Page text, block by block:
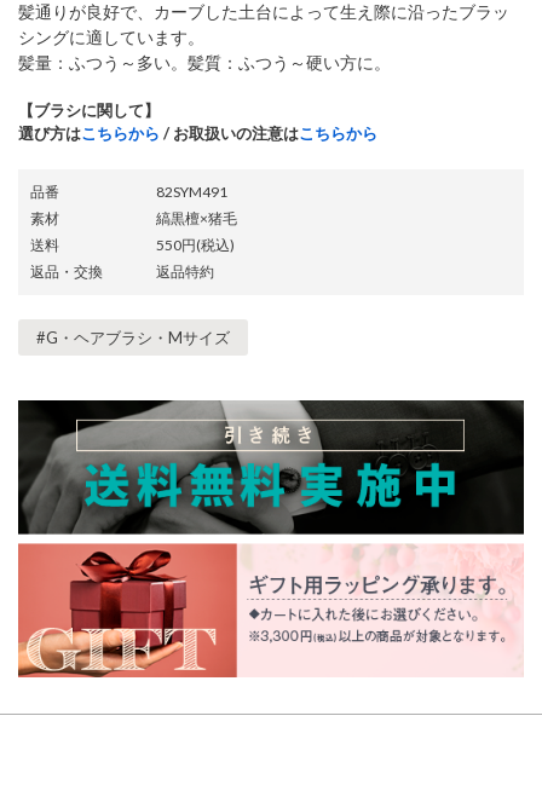
髪通りが良好で、カーブした土台によって生え際に沿ったブラッ
シングに適しています。
髪量：ふつう～多い。髪質：ふつう～硬い方に。
【ブラシに関して】
選び方はこちらから / お取扱いの注意はこちらから
品番
82SYM491
素材
縞黒檀×猪毛
送料
550円(税込)
返品・交換
返品特約
#G・ヘアブラシ・Mサイズ